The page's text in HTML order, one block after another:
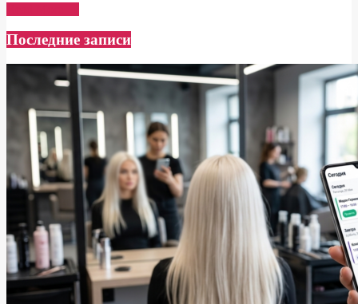
Последние записи